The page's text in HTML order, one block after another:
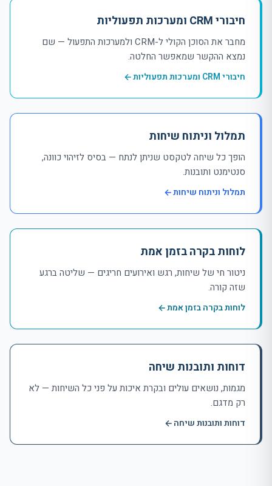
חיבורי CRM ומערכות תפעוליות
מחבר את הסוכן הקולי ל-CRM ולמערכות התפעול — שם
נמצא ההקשר שמאפשר החלטה.
חיבורי CRM ומערכות תפעוליות
תמלול וניתוח שיחות
הופך כל שיחה לטקסט שניתן לנתח — בסיס לזיהוי כוונה,
סנטימנט ותובנות.
תמלול וניתוח שיחות
לוחות בקרה בזמן אמת
ניטור חי של שיחות, רגש ואירועים חריגים — שליטה ברגע
שזה קורה.
לוחות בקרה בזמן אמת
דוחות ותובנות שיחה
מגמות, נושאים עולים ובקרת איכות על פני כל השיחות — לא
רק מדגם.
דוחות ותובנות שיחה